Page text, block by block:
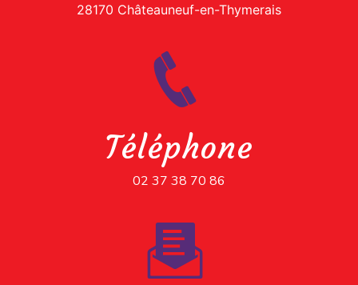
28170 Châteauneuf-en-Thymerais
Téléphone
02 37 38 70 86